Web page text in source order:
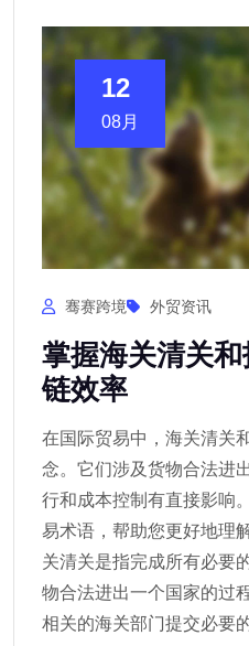
12
08月
骞赛跨境 外贸资讯
掌握海关清关
链效率
在国际贸易中，海关清关
念。它们涉及货物合法进
行和成本控制有直接影响
易术语，帮助您更好地理
关清关是指完成所有必要
物合法进出一个国家的过
相关的海关部门提交必要